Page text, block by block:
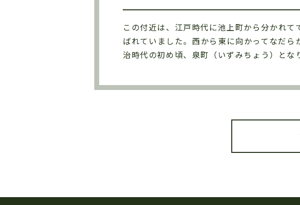
この付近は、江戸時代に池上町から分かれ
ばれていました。西から東に向かってなだ
治時代の初め頃、泉町（いずみちょう）とな